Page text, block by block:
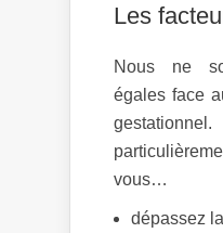
Les
Nous ne
égales face
vous…
dépassez